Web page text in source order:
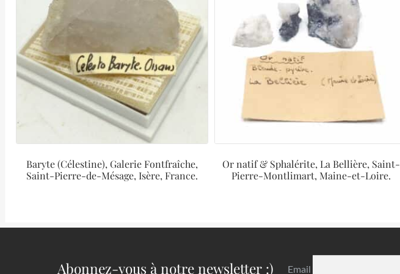
Baryte (Célestine), Galerie Fontfraîche,
Saint-Pierre-de-Mésage, Isère, France.
Or natif & Sphalérite, La Bellière, Saint-
Pierre-Montlimart, Maine-et-Loire.
Abonnez-vous à notre newsletter :) Email